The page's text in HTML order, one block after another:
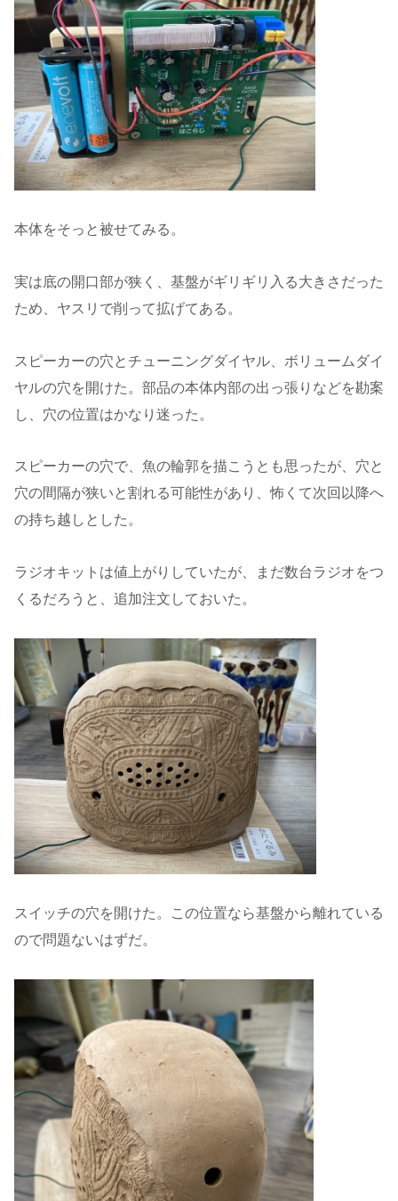
本体をそっと被せてみる。
実は底の開口部が狭く、基盤がギリギリ入る大きさだった
ため、ヤスリで削って拡げてある。
スピーカーの穴とチューニングダイヤル、ボリュームダイ
ヤルの穴を開けた。部品の本体内部の出っ張りなどを勘案
し、穴の位置はかなり迷った。
スピーカーの穴で、魚の輪郭を描こうとも思ったが、穴と
穴の間隔が狭いと割れる可能性があり、怖くて次回以降へ
の持ち越しとした。
ラジオキットは値上がりしていたが、まだ数台ラジオをつ
くるだろうと、追加注文しておいた。
スイッチの穴を開けた。この位置なら基盤から離れている
ので問題ないはずだ。